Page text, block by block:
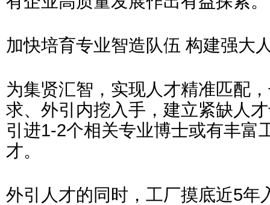
加快培育专业智造队伍 构建强大
为集贤汇智，实现人才精准匹配
求、外引内挖入手，建立紧缺人
引进1-2个相关专业博士或有丰富
才。
外引人才的同时，工厂摸底近5年